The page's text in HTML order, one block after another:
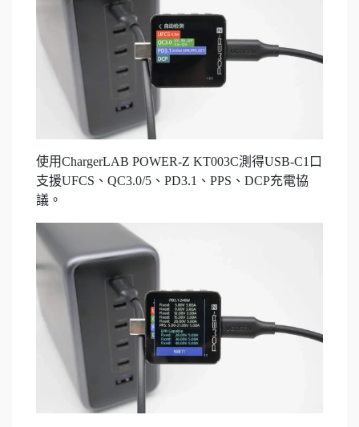
使用ChargerLAB POWER-Z KT003C測得USB-C1口
支援UFCS、QC3.0/5、PD3.1、PPS、DCP充電協
議。